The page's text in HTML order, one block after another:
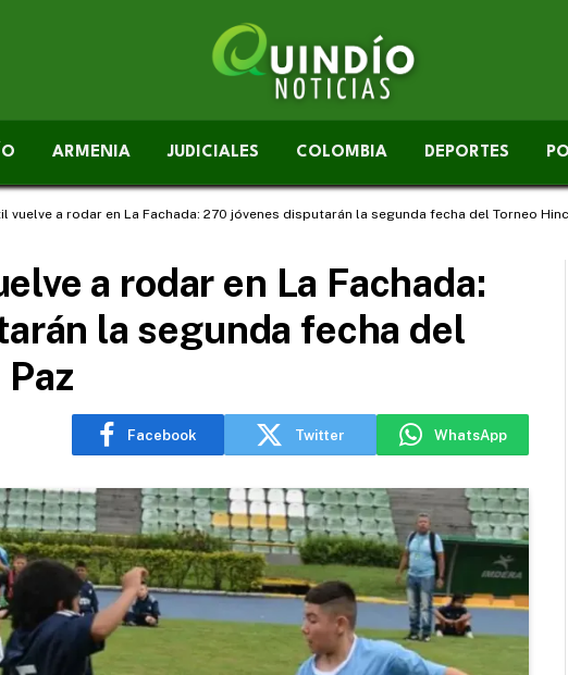
ARMENIA JUDICIALES COLOMBIA DEPORTES
vuelve a rodar en La Fachada: 270 jóvenes disputarán la segunda fecha del Torneo
a rodar en La Fachada:
la segunda fecha del
Facebook Twitter WhatsApp